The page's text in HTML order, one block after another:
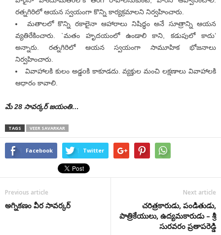
రత్నగిరిలో ఆయన స్వయంగా కొన్ని కార్యక్రమాలని నిర్వహించారు.
మతాలలో కొన్ని రకాలైనా ఆహారాలు నిషిద్ధం అనే సూత్రాన్ని ఆయన
వ్యతిరేకించారు. `మతం హృదయంలో ఉండాలి కాని, కడుపులో కాదు’
అన్నారు. రత్నగిరిలో ఆయన స్వయంగా సామూహిక భోజనాలు
నిర్వహించారు.
వివాహాలకి కులం అడ్డoకి కాకూడదు. వ్యక్తుల మంచి లక్షణాలు వివాహాలకి
ఆధారం కావాలి.
మే 28 సావ‌ర్క‌ర్ జ‌యంతి…
TAGS VEER SAVARKAR
Facebook Twitter
Previous article
అగ్నికణం వీర సావర్కర్‌
Next article
చరిత్రకారుడు, పండితుడు,
పాత్రికేయులు, ఉద్యమకారుడు – శ్రీ
సురవరం ప్రతాపరెడ్డి